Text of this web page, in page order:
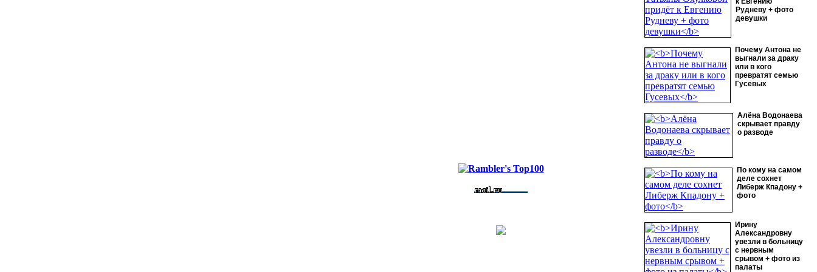
Рудневу + фото
девушки
Почему Антона не
выгнали за драку
или в кого
превратят семью
Гусевых
Алёна Водонаева
скрывает правду
о разводе
По кому на самом
деле сохнет
Либерж Кпадону +
фото
Ирину
Александровну
увезли в больницу
с нервным
срывом + фото из
палаты